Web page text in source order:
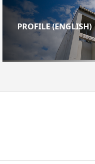
PROFILE (ENGLISH)